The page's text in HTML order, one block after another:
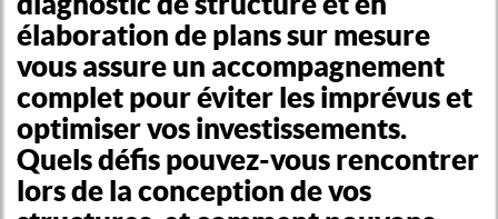
élaboration de plans sur mesure
vous assure un accompagnement
complet pour éviter les imprévus et
optimiser vos investissements.
Quels défis pouvez-vous rencontrer
lors de la conception de vos